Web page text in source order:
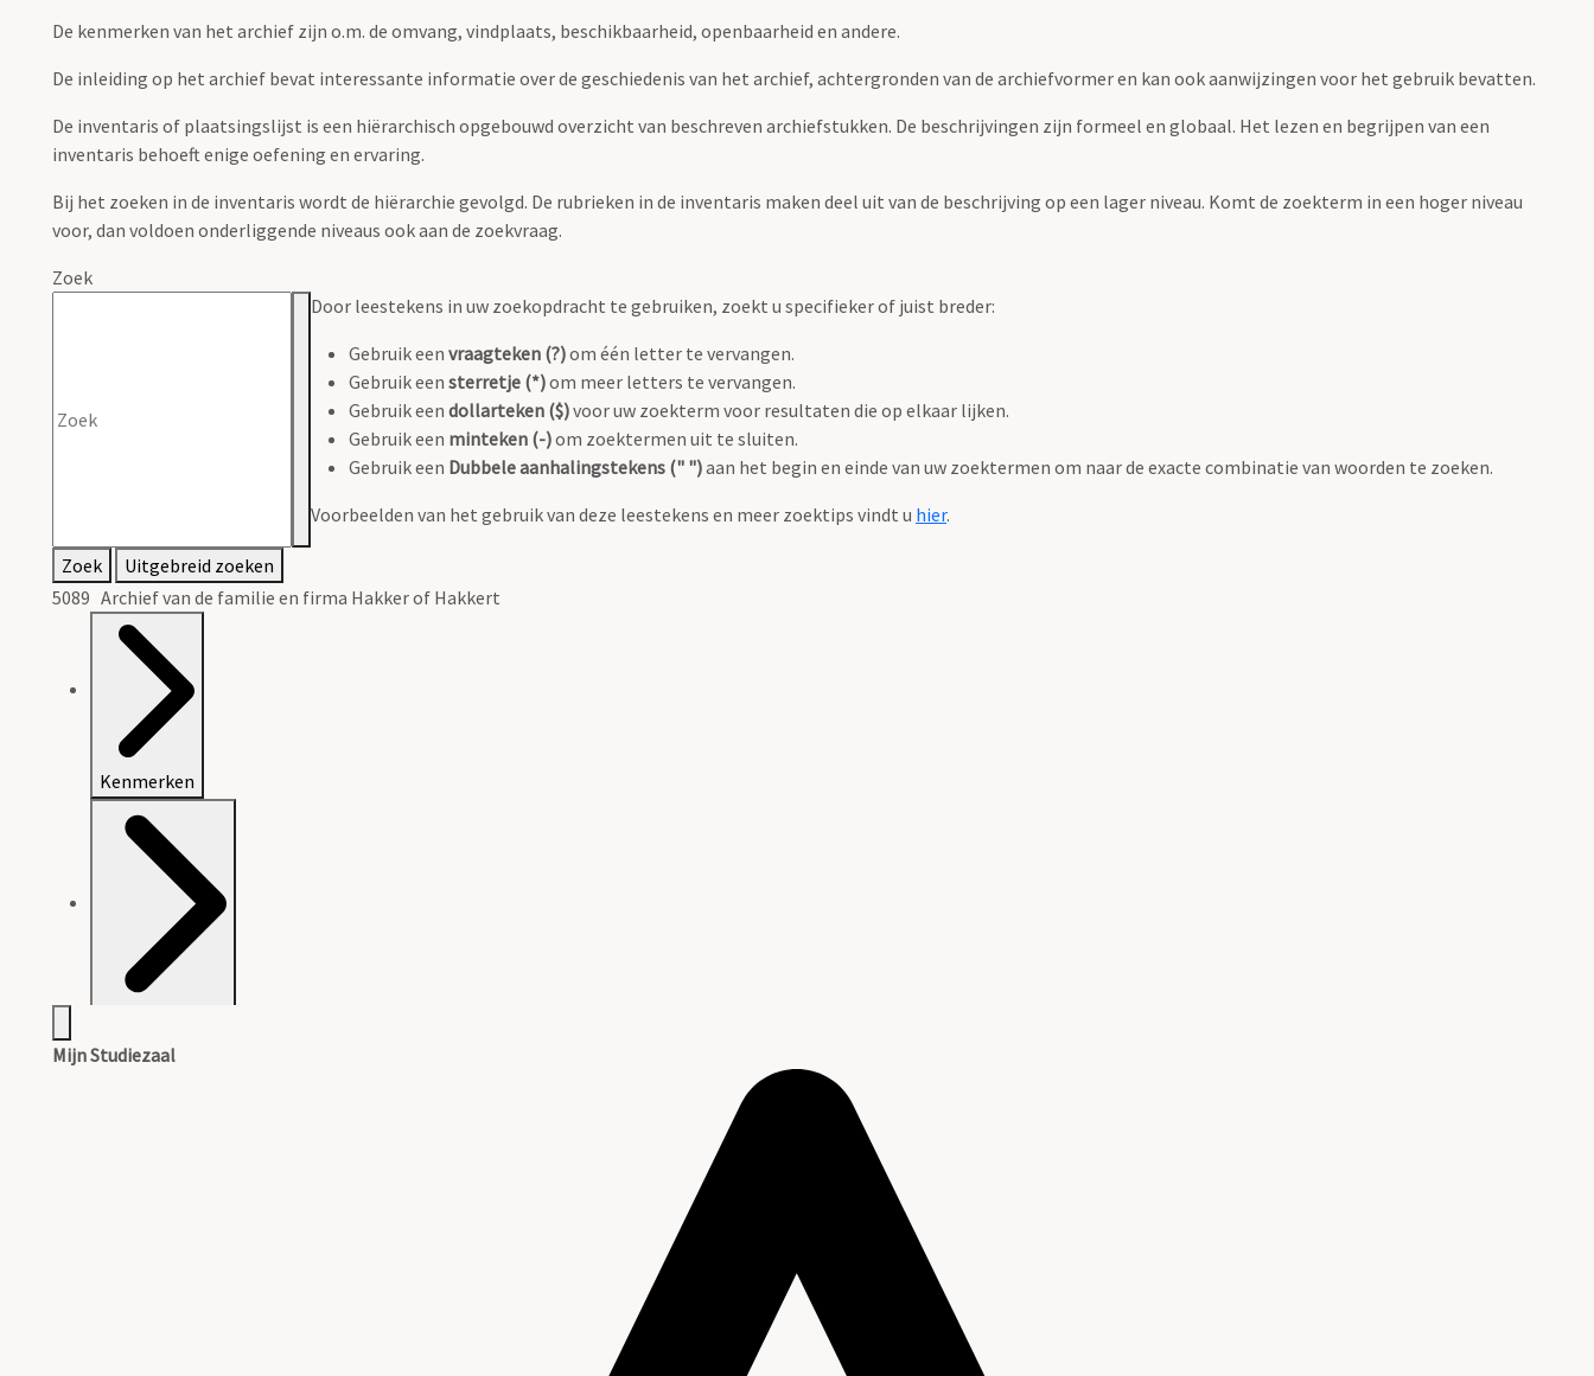
De kenmerken van het archief zijn o.m. de omvang, vindplaats, beschikbaarheid, openbaarheid en andere.
De inleiding op het archief bevat interessante informatie over de geschiedenis van het archief, achtergronden van de archiefvormer en kan ook aanwijzingen voor het gebruik bevatten.
De inventaris of plaatsingslijst is een hiërarchisch opgebouwd overzicht van beschreven archiefstukken. De beschrijvingen zijn formeel en globaal. Het lezen en begrijpen van een
inventaris behoeft enige oefening en ervaring.
Bij het zoeken in de inventaris wordt de hiërarchie gevolgd. De rubrieken in de inventaris maken deel uit van de beschrijving op een lager niveau. Komt de zoekterm in een hoger niveau
voor, dan voldoen onderliggende niveaus ook aan de zoekvraag.
Zoek
Door leestekens in uw zoekopdracht te gebruiken, zoekt u specifieker of juist breder:
Gebruik een vraagteken (?)om één letter te vervangen.
Gebruik een sterretje (*)om meer letters te vervangen.
Gebruik een dollarteken ($)voor uw zoekterm voor resultaten die op elkaar lijken.
Gebruik een minteken (-)om zoektermen uit te sluiten.
Gebruik een Dubbele aanhalingstekens (" ")aan het begin en einde van uw zoektermen om naar de exacte combinatie van woorden te zoeken.
Voorbeelden van het gebruik van deze leestekens en meer zoektips vindt u hier.
Zoek
Uitgebreid zoeken
5089 Archief van de familie en firma Hakker of Hakkert
Kenmerken
Mijn Studiezaal